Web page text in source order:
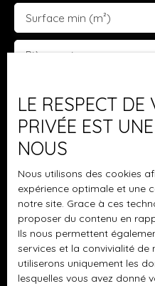
Surface min (m²)
Pièces min
personnelles
souhaitez pas faire
commerciale par voie
vous inscrire
au démarchage
L223-1 du code de la
Internet
adressé à :
Société Worldline,
BLOIS CEDEX.
LE RESPECT DE
PRIVÉE EST
NOUS
Nous utilisons des cookies
expérience optimale et une
notre site. Grace à ces
proposer du contenu en
Ils nous permettent
services et la convivialité de
utiliserons uniquement les
lesquelles vous avez donné